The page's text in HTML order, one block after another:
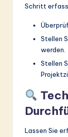
Schritt
Stellen
werden.
Stellen
Lassen Sie